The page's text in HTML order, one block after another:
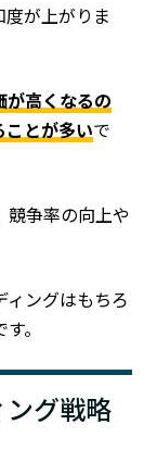
が上がりま
が高くなるの
ことが多いで
競争率の向上や
ングはもちろ
。
ング戦略